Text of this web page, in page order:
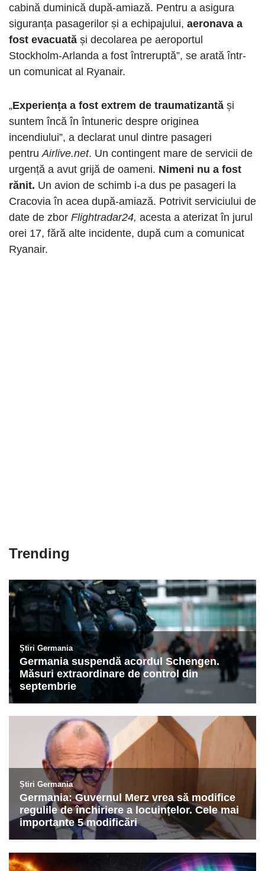
cabină duminică după-amiază. Pentru a asigura
siguranța pasagerilor și a echipajului, aeronava a
fost evacuată și decolarea pe aeroportul
Stockholm-Arlanda a fost întreruptă”, se arată într-
un comunicat al Ryanair.
„Experiența a fost extrem de traumatizantă și
suntem încă în întuneric despre originea
incendiului”, a declarat unul dintre pasageri
pentru Airlive.net. Un contingent mare de servicii de
urgență a avut grijă de oameni. Nimeni nu a fost
rănit. Un avion de schimb i-a dus pe pasageri la
Cracovia în acea după-amiază. Potrivit serviciului de
date de zbor Flightradar24, acesta a aterizat în jurul
orei 17, fără alte incidente, după cum a comunicat
Ryanair.
Trending